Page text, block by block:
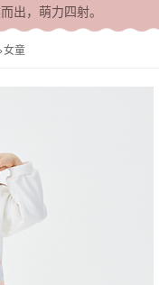
出，萌力四射。
女童